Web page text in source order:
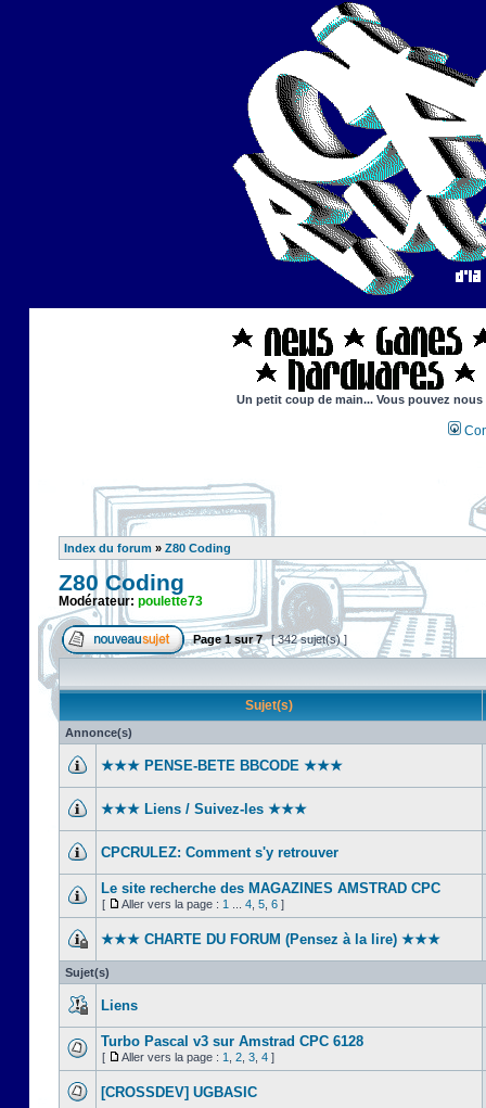
Un petit coup de main... Vous pouvez
Index du forum » Z80 Coding
Z80 Coding
Modérateur: poulette73
Page1sur7 [ 342 sujet(s) ]
Sujet(s)
Annonce(s)
★★★ PENSE-BETE BBCODE ★★★
★★★ Liens / Suivez-les ★★★
CPCRULEZ: Comment s'y retrouver‎
Le site recherche des MAGAZINES AMSTRAD CPC
[ Aller vers la page : 1 4 5 6 ]
★★★ CHARTE DU FORUM (Pensez à la lire) ★★★
Sujet(s)
Liens
Turbo Pascal v3 sur Amstrad CPC 6128
[ Aller vers la page : 1 2 3 4 ]
[CROSSDEV] UGBASIC